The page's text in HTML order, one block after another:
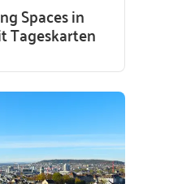
Spaces in
Tageskarten